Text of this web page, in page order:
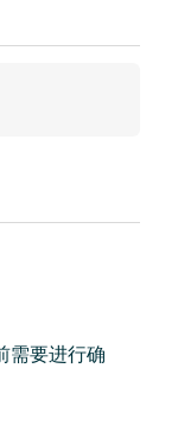
需要进行确